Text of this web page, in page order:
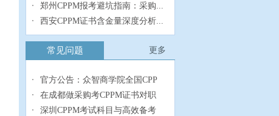
郑州CPPM报考避坑指南：采购...
西安CPPM证书含金量深度分析...
更多
常见问题
官方公告：众智商学院全国CPP
在成都做采购考CPPM证书对职
深圳CPPM考试科目与高效备考